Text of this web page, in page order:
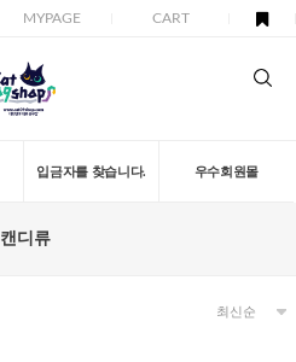
MYPAGE CART
입금자를 찾습니다. 우수회원몰
캔디류